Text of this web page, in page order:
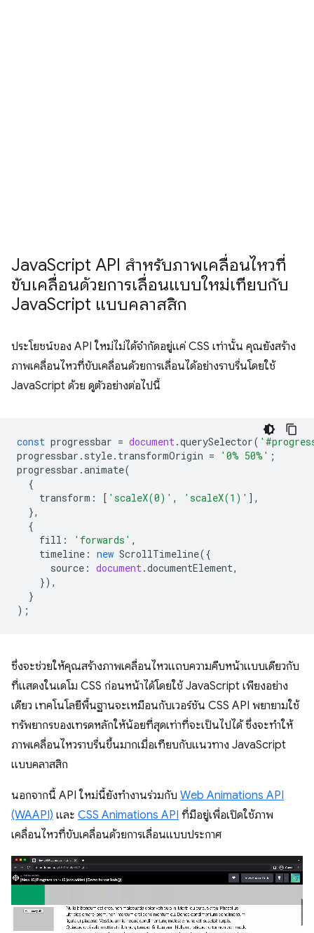
JavaScript API สำหรับภาพเคลื่อนไหวที่
ขับเคลื่อนด้วยการเลื่อนแบบใหม่เทียบกับ
JavaScript แบบคลาสสิก
ประโยชน์ของ API ใหม่ไม่ได้จำกัดอยู่แค่ CSS เท่านั้น คุณยังสร้าง
ภาพเคลื่อนไหวที่ขับเคลื่อนด้วยการเลื่อนได้อย่างราบรื่นโดยใช้
JavaScript ด้วย ดูตัวอย่างต่อไปนี้
const progressbar = document.querySelector(
progressbar . style. transformOrigin = '0% 50%' ;
progressbar .animate(
{
transform : [ 'scaleX(0)' , 'scaleX(1)' ],
},
{
fill : 'forwards' ,
timeline : new ScrollTimeline({
source : document.documentElement,
}),
}
);
ซึ่งจะช่วยให้คุณสร้างภาพเคลื่อนไหวแถบความคืบหน้าแบบเดียวกับ
ที่แสดงในเดโม CSS ก่อนหน้าได้โดยใช้ JavaScript เพียงอย่าง
เดียว เทคโนโลยีพื้นฐานจะเหมือนกับเวอร์ชัน CSS API พยายามใช้
ทรัพยากรของเทรดหลักให้น้อยที่สุดเท่าที่จะเป็นไปได้ ซึ่งจะทำให้
ภาพเคลื่อนไหวราบรื่นขึ้นมากเมื่อเทียบกับแนวทาง JavaScript
แบบคลาสสิก
นอกจากนี้ API ใหม่นี้ยังทำงานร่วมกับ Web Animations API
(WAAPI) และ CSS Animations API ที่มีอยู่เพื่อเปิดใช้ภาพ
เคลื่อนไหวที่ขับเคลื่อนด้วยการเลื่อนแบบประกาศ